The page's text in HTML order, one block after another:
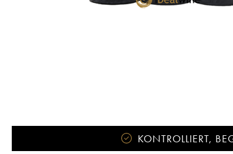
KONTROLLIERT,